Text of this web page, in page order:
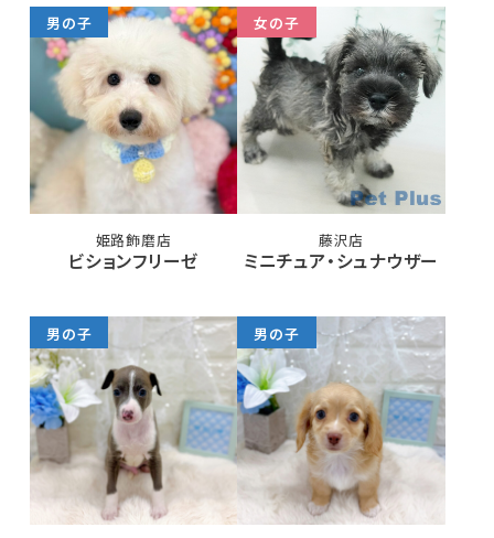
男の子
姫路飾磨店
ビションフリーゼ
女の子
藤沢店
ミニチュア・シュナウザー
男の子 男の子